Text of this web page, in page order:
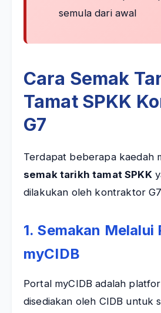
semula dari awal
Cara Semak
Tamat SPKK
G7
Terdapat beberapa kaedah
semak tarikh tamat SPKK
dilakukan oleh kontraktor
1. Semakan Melalui
myCIDB
Portal myCIDB adalah
disediakan oleh CIDB untuk